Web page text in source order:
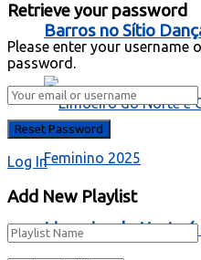
Barros no Sítio
Limoeiro do Norte é
Retrieve your password
Please enter your username
password.
Log In
Add New Playlist